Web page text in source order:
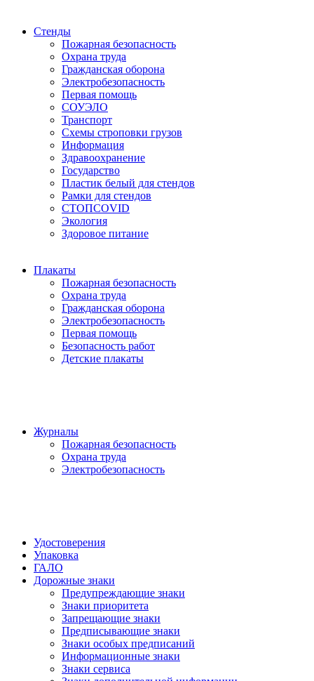
Стенды
Пожарная безопасность
Охрана труда
Гражданская оборона
Электробезопасность
Первая помощь
СОУЭЛО
Транспорт
Схемы строповки грузов
Информация
Здравоохранение
Государство
Пластик белый для стендов
Рамки для стендов
СТОПCOVID
Экология
Здоровое питание
Плакаты
Пожарная безопасность
Охрана труда
Гражданская оборона
Электробезопасность
Первая помощь
Безопасность работ
Детские плакаты
Журналы
Пожарная безопасность
Охрана труда
Электробезопасность
Удостоверения
Упаковка
ГАЛО
Дорожные знаки
Предупреждающие знаки
Знаки приоритета
Запрещающие знаки
Предписывающие знаки
Знаки особых предписаний
Информационные знаки
Знаки сервиса